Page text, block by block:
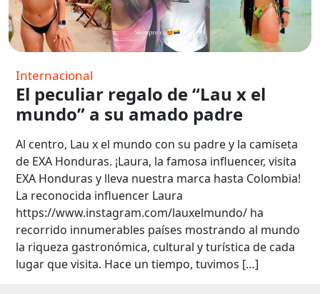
Internacional
El peculiar regalo de “Lau x el
mundo” a su amado padre
Al centro, Lau x el mundo con su padre y la camiseta
de EXA Honduras. ¡Laura, la famosa influencer, visita
EXA Honduras y lleva nuestra marca hasta Colombia!
La reconocida influencer Laura
https://www.instagram.com/lauxelmundo/ ha
recorrido innumerables países mostrando al mundo
la riqueza gastronómica, cultural y turística de cada
lugar que visita. Hace un tiempo, tuvimos […]